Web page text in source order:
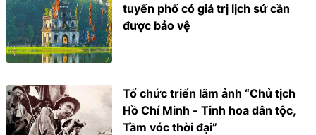
tuyến phố có giá trị lịch sử cần
được bảo vệ
Tổ chức triển lãm ảnh “Chủ tịch
Hồ Chí Minh - Tinh hoa dân tộc,
Tầm vóc thời đại”